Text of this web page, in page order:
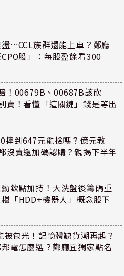
…CCL族群還能上車？鄭廳
股」：每股盈餘看300
！00679B、00687B該砍
賣！看懂「這關鍵」錢是等出
摔到647元能撿嗎？億元教
沒賣還加碼認購？親揭下半年
欽點加持！大洗盤後籌碼重
「HDD+機器人」概念股下
包光！記憶體缺貨潮再起？
電怎麼選？鄭廳宜獨家點名